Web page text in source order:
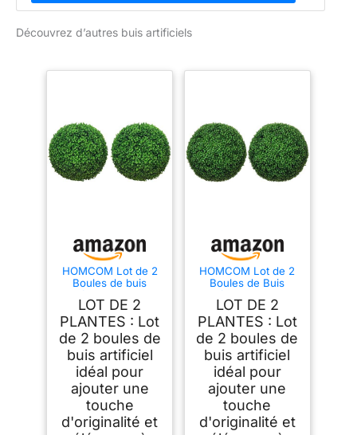
Découvrez d’autres buis artificiels
HOMCOM Lot de 2
Boules de buis
Protection UV Vert
LOT DE 2
PLANTES : Lot
de 2 boules de
buis artificiel
idéal pour
ajouter une
touche
d'originalité et
HOMCOM Lot de 2
Boules de Buis
Protection UV Vert
LOT DE 2
PLANTES : Lot
de 2 boules de
buis artificiel
idéal pour
ajouter une
touche
d'originalité et